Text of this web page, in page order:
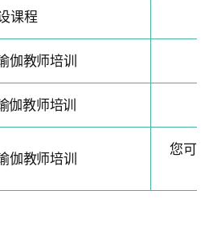
课程
伽教师培训
伽教师培训
伽教师培训
您可